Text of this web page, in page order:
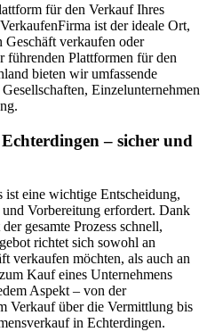
für den Verkauf Ihres
ist der ideale Ort,
Geschäft verkaufen oder
führenden Plattformen für den
bieten wir umfassende
Einzelunternehmen
– sicher und
ist eine wichtige Entscheidung,
Vorbereitung erfordert. Dank
gesamte Prozess schnell,
richtet sich sowohl an
verkaufen möchten, als auch an
Kauf eines Unternehmens
Aspekt – von der
Verkauf über die Vermittlung bis
in Echterdingen.